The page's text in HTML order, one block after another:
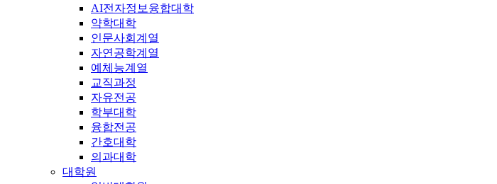
AI전자정보융합대학
약학대학
인문사회계열
자연공학계열
예체능계열
교직과정
자유전공
학부대학
융합전공
간호대학
의과대학
대학원